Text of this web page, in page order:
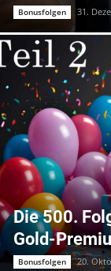
Bonusfolgen 31.
Die 500.
Gold-
Bonusfolgen 20.